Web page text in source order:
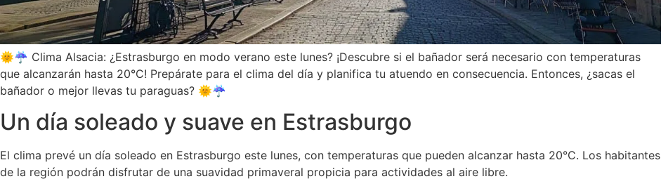
🌞☔ Clima Alsacia: ¿Estrasburgo en modo verano este lunes? ¡Descubre si el bañador será necesario con temperaturas
que alcanzarán hasta 20°C! Prepárate para el clima del día y planifica tu atuendo en consecuencia. Entonces, ¿sacas el
bañador o mejor llevas tu paraguas? 🌞☔
Un día soleado y suave en Estrasburgo
El clima prevé un día soleado en Estrasburgo este lunes, con temperaturas que pueden alcanzar hasta 20°C. Los habitantes
de la región podrán disfrutar de una suavidad primaveral propicia para actividades al aire libre.